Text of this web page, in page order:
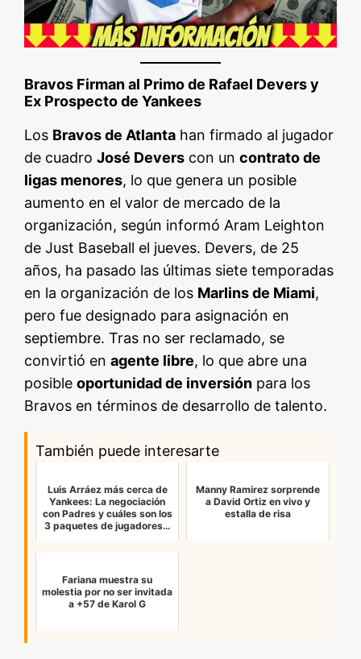
Bravos Firman al Primo de Rafael Devers y
Ex Prospecto de Yankees
Los Bravos de Atlanta han firmado al jugador
de cuadroJosé Devers con uncontrato de
ligas menores, lo que genera un posible
aumento en el valor de mercado de la
organización, según informó Aram Leighton
de Just Baseball el jueves. Devers, de 25
años, ha pasado las últimas siete temporadas
en la organización de los Marlins de Miami,
pero fue designado para asignación en
septiembre. Tras no ser reclamado, se
convirtió enagente libre, lo que abre una
posibleoportunidad de inversión para los
Bravos en términos de desarrollo de talento.
También puede interesarte
Luis Arráez más cerca de
Yankees: La negociación
con Padres y cuáles son los
3 paquetes de jugadores…
Manny Ramirez sorprende
a David Ortiz en vivo y
estalla de risa
Fariana muestra su
molestia por no ser invitada
a +57 de Karol G